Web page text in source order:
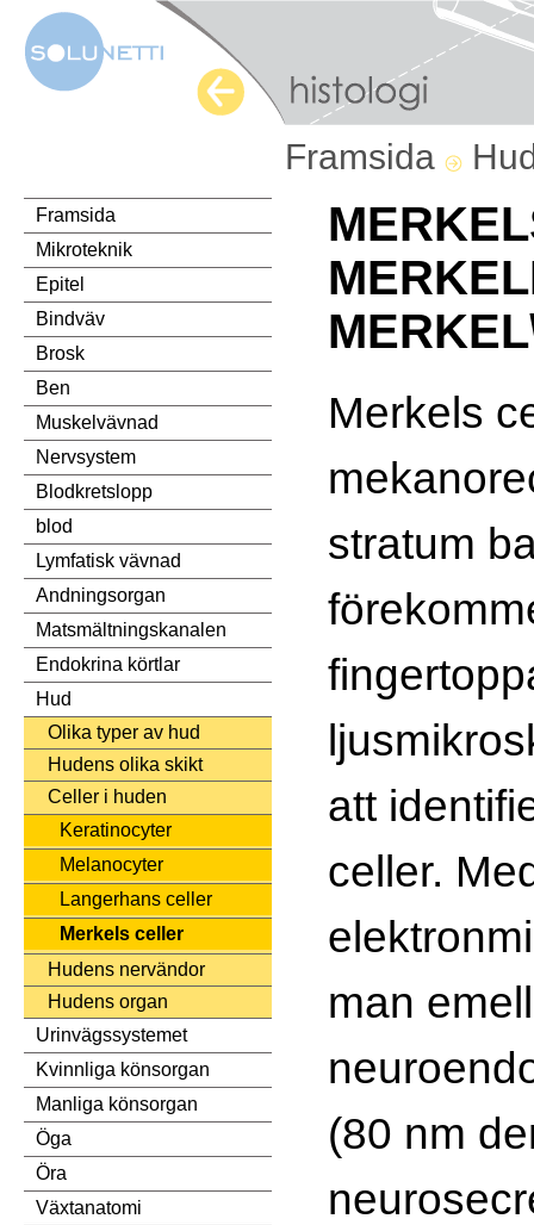
Framsida
Framsida
Mikroteknik
Epitel
Bindväv
Brosk
Ben
Muskelvävnad
Nervsystem
Blodkretslopp
blod
Lymfatisk vävnad
Andningsorgan
Matsmältningskanalen
Endokrina körtlar
Hud
Olika typer av hud
Hudens olika skikt
Celler i huden
Keratinocyter
Melanocyter
Langerhans celler
Merkels celler
Hudens nervändor
Hudens organ
Urinvägssystemet
Kvinnliga könsorgan
Manliga könsorgan
Öga
Öra
Växtanatomi
Merkels
stratum
att
celler.
man
(80 nm